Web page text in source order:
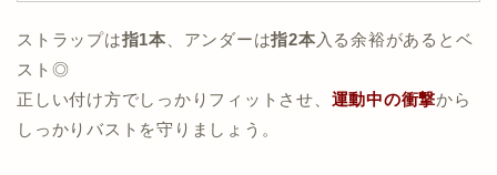
ストラップは指1本 、アンダーは指2本 入る余裕があるとベ
スト◎
正しい付け方でしっかりフィットさせ、 運動中の衝撃から
しっかりバストを守りましょう。